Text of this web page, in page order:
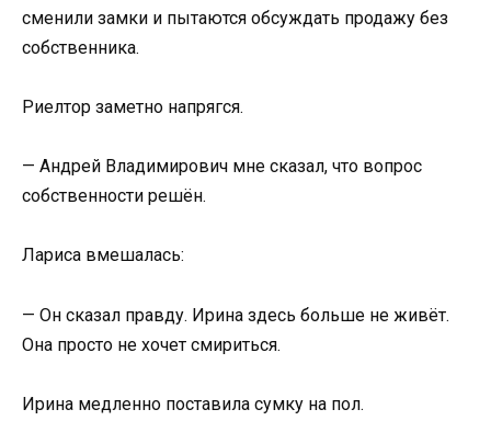
сменили замки и пытаются обсуждать продажу без
собственника.
Риелтор заметно напрягся.
— Андрей Владимирович мне сказал, что вопрос
собственности решён.
Лариса вмешалась:
— Он сказал правду. Ирина здесь больше не живёт.
Она просто не хочет смириться.
Ирина медленно поставила сумку на пол.